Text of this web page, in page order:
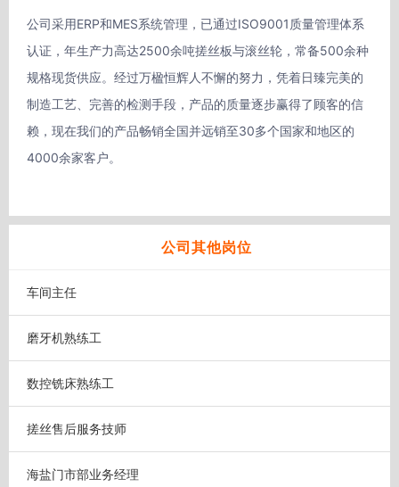
公司采用ERP和MES系统管理，已通过ISO9001质量管理体系
认证，年生产力高达2500余吨搓丝板与滚丝轮，常备500余种
规格现货供应。经过万楹恒辉人不懈的努力，凭着日臻完美的
制造工艺、完善的检测手段，产品的质量逐步赢得了顾客的信
赖，现在我们的产品畅销全国并远销至30多个国家和地区的
4000余家客户。
公司其他岗位
车间主任
磨牙机熟练工
数控铣床熟练工
搓丝售后服务技师
海盐门市部业务经理